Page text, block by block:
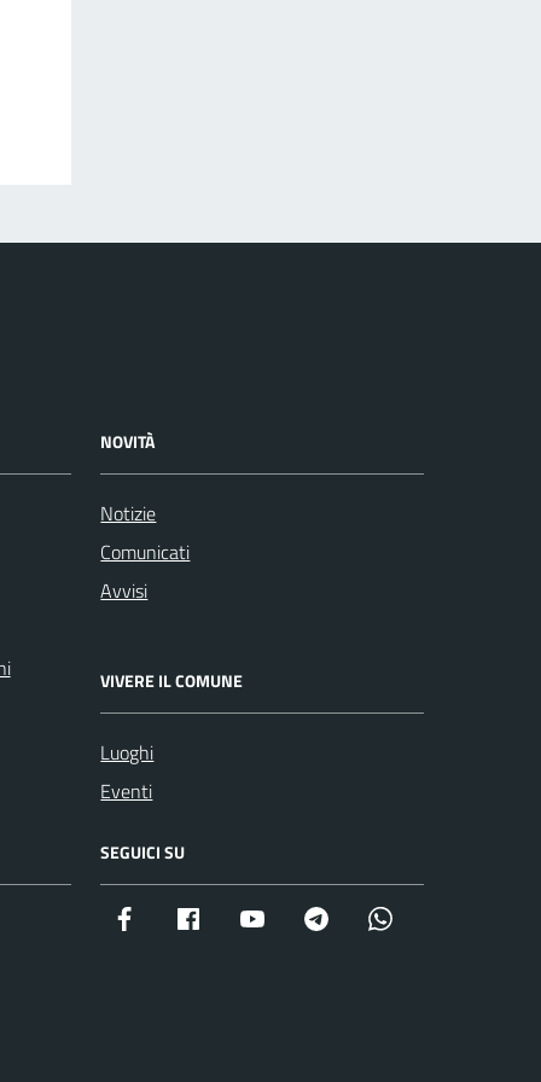
NOVITÀ
Notizie
Comunicati
Avvisi
VIVERE IL COMUNE
Luoghi
Eventi
SEGUICI SU
Facebook istituzionale
Facebook museo civico
YouTube Telegram